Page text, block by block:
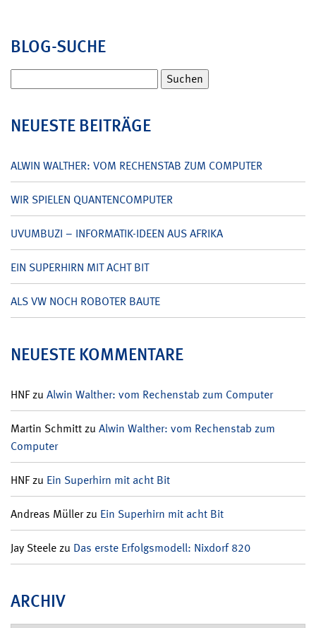
BLOG-SUCHE
nach:
NEUESTE BEITRÄGE
ALWIN WALTHER: VOM RECHENSTAB ZUM COMPUTER
WIR SPIELEN QUANTENCOMPUTER
UVUMBUZI – INFORMATIK-IDEEN AUS AFRIKA
EIN SUPERHIRN MIT ACHT BIT
ALS VW NOCH ROBOTER BAUTE
NEUESTE KOMMENTARE
HNFzu Alwin Walther: vom Rechenstab zum Computer
Martin Schmittzu Alwin Walther: vom Rechenstab zum
Computer
HNFzu Ein Superhirn mit acht Bit
Andreas Müllerzu Ein Superhirn mit acht Bit
Jay Steelezu Das erste Erfolgsmodell: Nixdorf 820
ARCHIV